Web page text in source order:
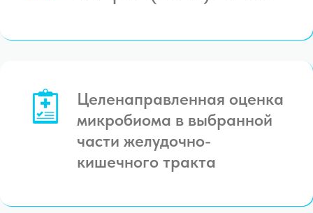
Целенаправленная оценка
микробиома в выбранной
части желудочно-
кишечного тракта